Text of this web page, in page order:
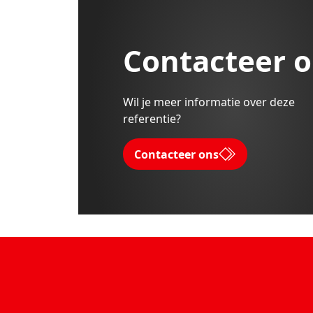
Contacteer
Wil je meer informatie over deze
referentie?
Contacteer ons